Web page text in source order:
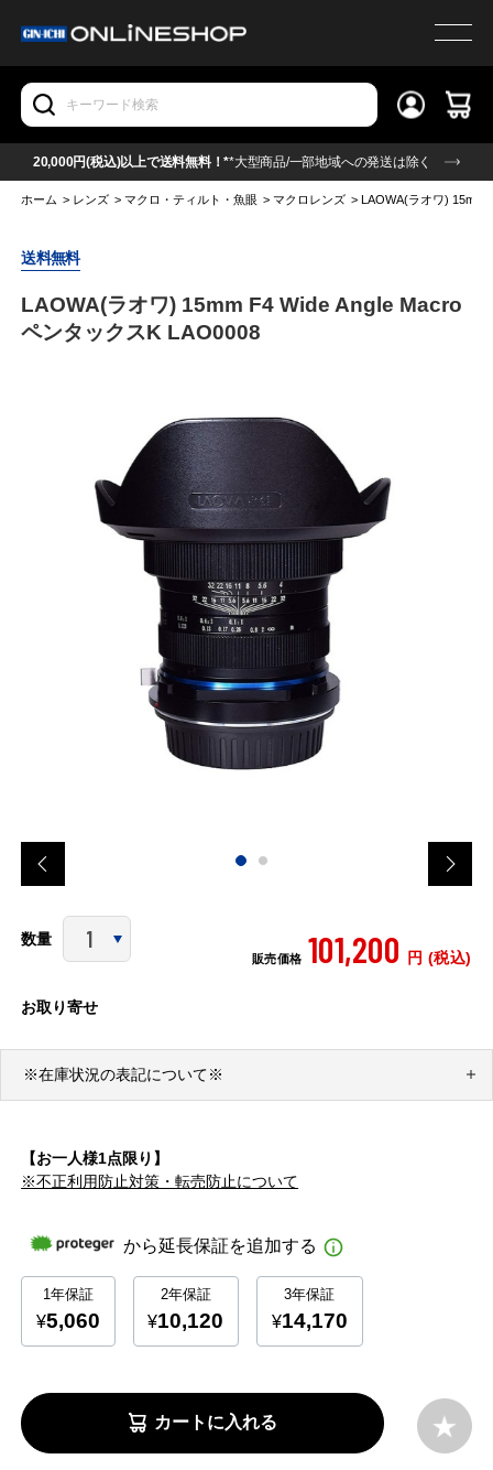
20,000円(税込)以上で送料無料！**大型商品/一部地域への発送は除く
ホーム > レンズ >マクロ・ティルト・魚眼 >マクロレンズ >LAOWA(ラオワ) 15mm
送料無料
LAOWA(ラオワ) 15mm F4 Wide Angle Macro
ペンタックスK LAO0008
数量
販売価格 101,200 円 (税込)
お取り寄せ
※在庫状況の表記について※
【お一人様1点限り】
※不正利用防止対策・転売防止について
カートに入れる